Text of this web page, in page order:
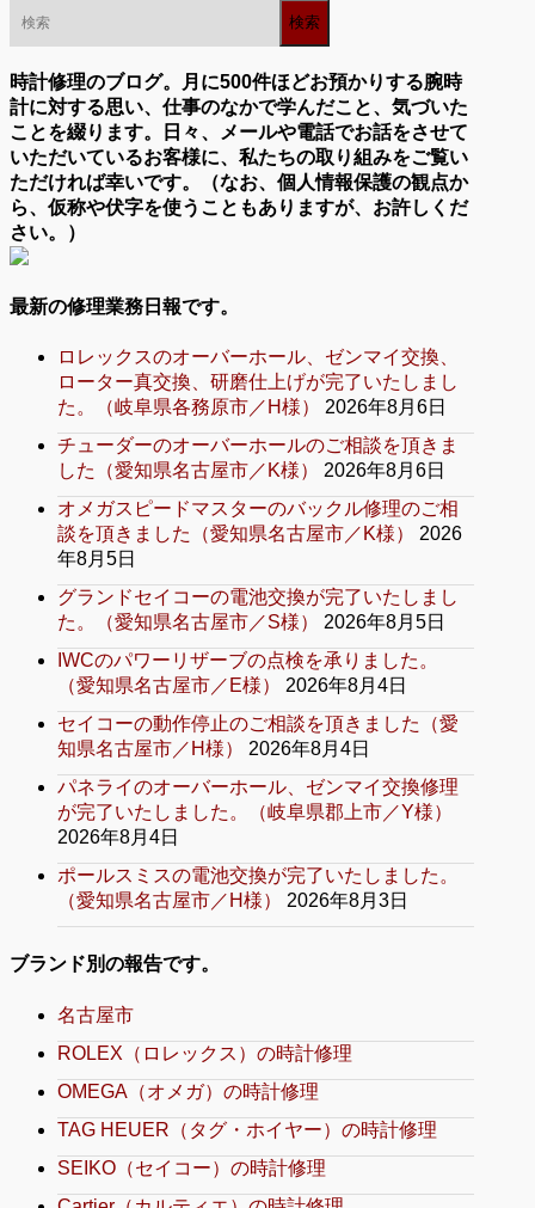
時計修理のブログ。月に500件ほどお預かりする腕時
計に対する思い、仕事のなかで学んだこと、気づいた
ことを綴ります。日々、メールや電話でお話をさせて
いただいているお客様に、私たちの取り組みをご覧い
ただければ幸いです。（なお、個人情報保護の観点か
ら、仮称や伏字を使うこともありますが、お許しくだ
さい。）
最新の修理業務日報です。
ロレックスのオーバーホール、ゼンマイ交換、
ローター真交換、研磨仕上げが完了いたしまし
た。（岐阜県各務原市／H様）
2026年8月6日
チューダーのオーバーホールのご相談を頂きま
した（愛知県名古屋市／K様）
2026年8月6日
オメガスピードマスターのバックル修理のご相
談を頂きました（愛知県名古屋市／K様）
2026
年8月5日
グランドセイコーの電池交換が完了いたしまし
た。（愛知県名古屋市／S様）
2026年8月5日
IWCのパワーリザーブの点検を承りました。
（愛知県名古屋市／E様）
2026年8月4日
セイコーの動作停止のご相談を頂きました（愛
知県名古屋市／H様）
2026年8月4日
パネライのオーバーホール、ゼンマイ交換修理
が完了いたしました。（岐阜県郡上市／Y様）
2026年8月4日
ポールスミスの電池交換が完了いたしました。
（愛知県名古屋市／H様）
2026年8月3日
ブランド別の報告です。
名古屋市
ROLEX（ロレックス）の時計修理
OMEGA（オメガ）の時計修理
TAG HEUER（タグ・ホイヤー）の時計修理
SEIKO（セイコー）の時計修理